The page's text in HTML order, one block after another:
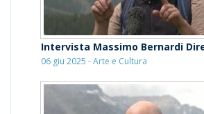
Intervista Massimo Bernardi
06 giu 2025 - Arte e Cultura